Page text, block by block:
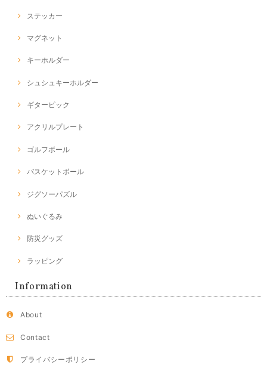
ステッカー
マグネット
キーホルダー
シュシュキーホルダー
ギターピック
アクリルプレート
ゴルフボール
バスケットボール
ジグソーパズル
ぬいぐるみ
防災グッズ
ラッピング
Information
About
Contact
プライバシーポリシー